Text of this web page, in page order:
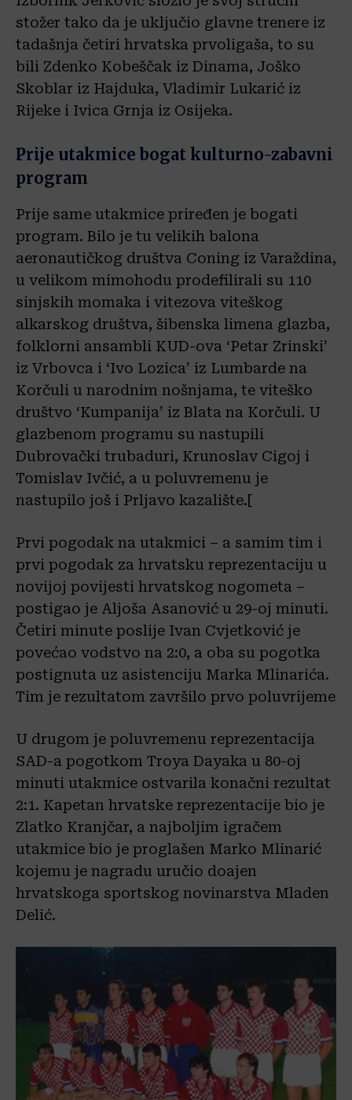
stožer tako da je uključio glavne trenere iz
tadašnja četiri hrvatska prvoligaša, to su
bili Zdenko Kobeščak iz Dinama, Joško
Skoblar iz Hajduka, Vladimir Lukarić iz
Rijeke i Ivica Grnja iz Osijeka.
Prije utakmice bogat kulturno-zabavni
program
Prije same utakmice priređen je bogati
program. Bilo je tu velikih balona
aeronautičkog društva Coning iz Varaždina,
u velikom mimohodu prodefilirali su 110
sinjskih momaka i vitezova viteškog
alkarskog društva, šibenska limena glazba,
folklorni ansambli KUD-ova ‘Petar Zrinski’
iz Vrbovca i ‘Ivo Lozica’ iz Lumbarde na
Korčuli u narodnim nošnjama, te viteško
društvo ‘Kumpanija’ iz Blata na Korčuli. U
glazbenom programu su nastupili
Dubrovački trubaduri, Krunoslav Cigoj i
Tomislav Ivčić, a u poluvremenu je
nastupilo još i Prljavo kazalište.[
Prvi pogodak na utakmici – a samim tim i
prvi pogodak za hrvatsku reprezentaciju u
novijoj povijesti hrvatskog nogometa –
postigao je Aljoša Asanović u 29-oj minuti.
Četiri minute poslije Ivan Cvjetković je
povećao vodstvo na 2:0, a oba su pogotka
postignuta uz asistenciju Marka Mlinarića.
Tim je rezultatom završilo prvo poluvrijeme
U drugom je poluvremenu reprezentacija
SAD-a pogotkom Troya Dayaka u 80-oj
minuti utakmice ostvarila konačni rezultat
2:1. Kapetan hrvatske reprezentacije bio je
Zlatko Kranjčar, a najboljim igračem
utakmice bio je proglašen Marko Mlinarić
kojemu je nagradu uručio doajen
hrvatskoga sportskog novinarstva Mladen
Delić.